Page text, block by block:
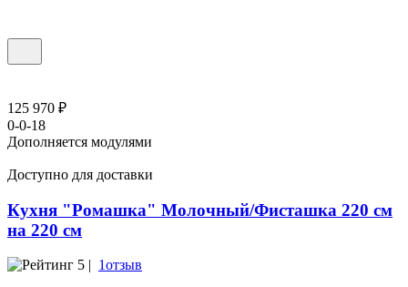
125 970 ₽
0-0-18
Дополняется модулями
Доступно для доставки
Кухня "Ромашка" Молочный/Фисташка 220 см
на 220 см
5 | 1отзыв